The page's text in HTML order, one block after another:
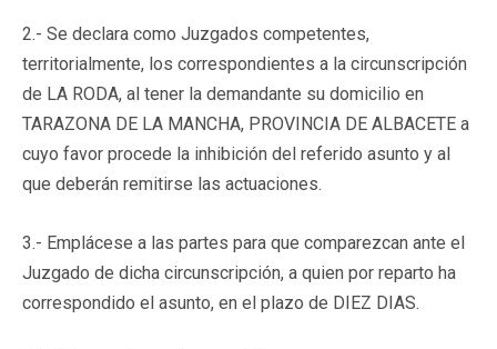
2.- Se declara como Juzgados competentes,
territorialmente, los correspondientes a la circunscripción
de LA RODA, al tener la demandante su domicilio en
TARAZONA DE LA MANCHA, PROVINCIA DE ALBACETE a
cuyo favor procede la inhibición del referido asunto y al
que deberán remitirse las actuaciones.
3.- Emplácese a las partes para que comparezcan ante el
Juzgado de dicha circunscripción, a quien por reparto ha
correspondido el asunto, en el plazo de DIEZ DIAS.